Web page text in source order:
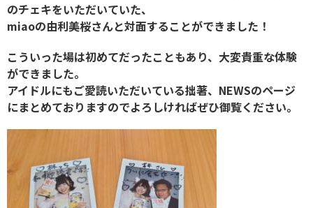
のチェキをいただいていた、
miaoの由利美桜さんと対面することができました！
こういった場は初めてだったこともあり、大変貴重な体験
ができました。
アイドルにもご愛読いただいている拙著、NEWSのページ
にまとめておりますのでよろしければぜひ御覧ください。